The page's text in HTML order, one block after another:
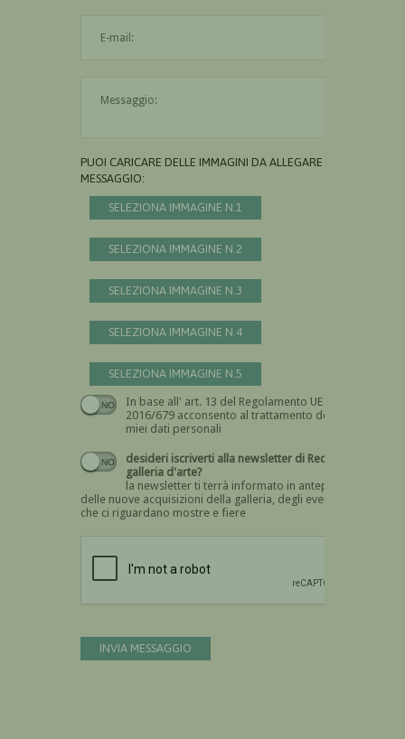
PUOI CARICARE DELLE IMMAGINI DA ALLEGARE AL
MESSAGGIO:
SELEZIONA IMMAGINE N.1
SELEZIONA IMMAGINE N.2
SELEZIONA IMMAGINE N.3
SELEZIONA IMMAGINE N.4
SELEZIONA IMMAGINE N.5
In base all' art. 13 del Regolamento UE n.
2016/679 acconsento al trattamento dei
miei dati personali
Devi dare il consenso
desideri iscriverti alla newsletter di Recta
galleria d'arte?
la newsletter ti terrà informato in anteprima
delle nuove acquisizioni della galleria, degli eventi
che ci riguardano mostre e fiere
INVIA MESSAGGIO